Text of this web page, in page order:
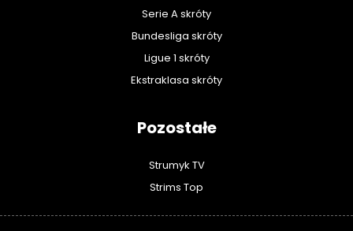
Serie A skróty
Bundesliga skróty
Ligue 1 skróty
Ekstraklasa skróty
Pozostałe
Strumyk TV
Strims Top